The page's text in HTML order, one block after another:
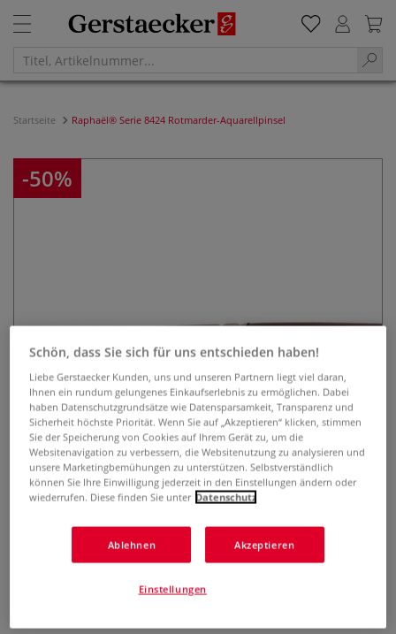
Startseite Raphaël® Serie 8424 Rotmarder-Aquarellpinsel
-50%
Raphaël® Serie 8424 Rotmarder-
Schön, dass Sie sich für uns entschieden haben!
Liebe Gerstaecker Kunden, uns und unseren Partnern liegt viel daran,
Ihnen ein rundum gelungenes Einkaufserlebnis zu ermöglichen. Dabei
haben Datenschutzgrundsätze wie Datensparsamkeit, Transparenz und
Sicherheit höchste Priorität. Wenn Sie auf „Akzeptieren“ klicken, stimmen
Sie der Speicherung von Cookies auf Ihrem Gerät zu, um die
Websitenavigation zu verbessern, die Websitenutzung zu analysieren und
unsere Marketingbemühungen zu unterstützen. Selbstverständlich
können Sie Ihre Einwilligung jederzeit in den Einstellungen ändern oder
wiederrufen. Diese finden Sie unter Datenschutz
Ablehnen Akzeptieren
Einstellungen